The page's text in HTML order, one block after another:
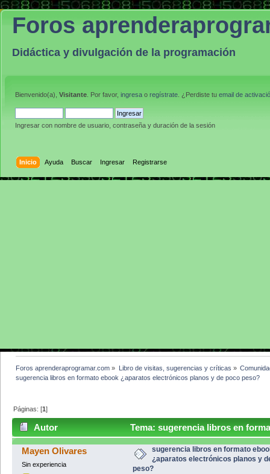
Foros
Didáctica y divulgación de la programación
Bienvenido(a), Visitante . Por favor, ingresa o regístrate . ¿Perdiste tu email de
Ingresar con nombre de usuario, contraseña y duración de la sesión
Inicio Ayuda Buscar Ingresar Registrarse
Foros aprenderaprogramar.com » Libro de visitas, sugerencias y críticas »
sugerencia libros en formato ebook ¿aparatos electrónicos planos y de poco peso?
Páginas: [1]
Autor
Tema: sugerencia libros en
poco peso? (Leído 12406 veces)
Mayen Olivares
Sin experiencia
sugerencia libros en formato
¿aparatos electrónicos planos y
peso?